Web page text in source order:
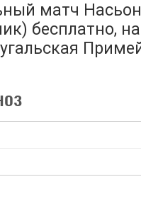
матч
бесплатно,